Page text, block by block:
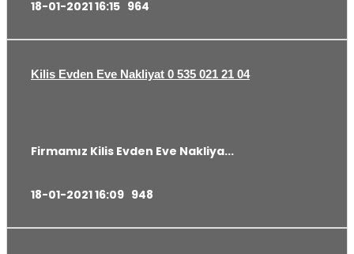
18-01-2021 16:15 964
Kilis Evden Eve Nakliyat 0 535 021 21 04
Firmamız Kilis Evden Eve Nakliya...
18-01-2021 16:09 948